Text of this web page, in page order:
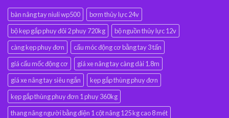
bàn nâng tay niuli wp500
bơm thủy lực 24v
bộ kẹp gắp phuy đôi 2 phuy 720kg
bộ nguồn thủy lực 12v
càng kẹp phuy đơn
cẩu móc động cơ bằng tay 3 tấn
giá cẩu mốc động cơ
giá xe nâng tay càng dài 1.8m
giá xe nâng tay siêu ngắn
kẹp gắp thùng phuy đơn
kẹp gắp thùng phuy đơn 1 phuy 360kg
thang nâng người bằng điện 1 cột nâng 125 kg cao 8 mét